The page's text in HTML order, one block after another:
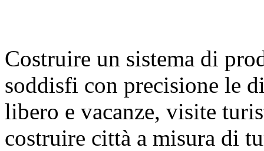
Costruire un sistema di
soddisfi con precisione le
libero e vacanze, visite
costruire città a misura di